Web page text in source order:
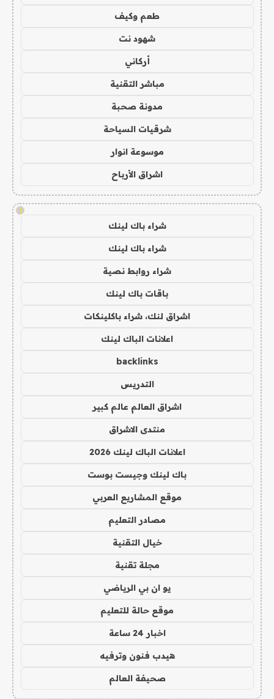
طعم وكيف
شهود نت
أركاني
مباشر التقنية
مدونة صحبة
شرقيات السياحة
موسوعة انوار
اشراق الأرباح
!
شراء باك لينك
شراء باك لينك
شراء روابط نصية
باقات باك لينك
اشراق لنك، شراء باكلينكات
اعلانات الباك لينك
backlinks
التدريس
اشراق العالم عالم كبير
منتدى الاشراق
اعلانات الباك لينك 2026
باك لينك وجيست بوست
موقع المشاريع العربي
مصادر التعليم
خيال التقنية
مجلة تقنية
يو ان بي الرياضي
موقع حالة للتعليم
اخبار 24 ساعة
هيدب فنون وترفيه
صحيفة العالم